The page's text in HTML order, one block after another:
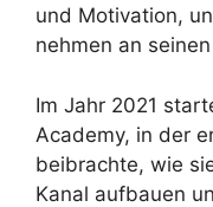
und Motivation,
nehmen an
Im Jahr 2021
Academy, in der
beibrachte, wie
Kanal aufbauen